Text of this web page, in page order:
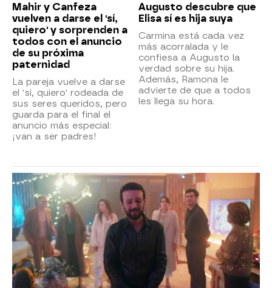
Mahir y Canfeza
vuelven a darse el 'sí,
quiero' y sorprenden a
todos con el anuncio
de su próxima
paternidad
La pareja vuelve a darse
el 'sí, quiero' rodeada de
sus seres queridos, pero
guarda para el final el
anuncio más especial:
¡van a ser padres!
Augusto descubre que
Elisa sí es hija suya
Carmina está cada vez
más acorralada y le
confiesa a Augusto la
verdad sobre su hija.
Además, Ramona le
advierte de que a todos
les llega su hora.